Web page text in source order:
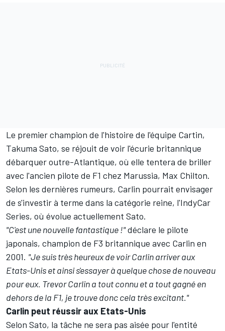
Le premier champion de l'histoire de l'équipe Cartin,
Takuma Sato, se réjouit de voir l'écurie britannique
débarquer outre-Atlantique, où elle tentera de briller
avec l'ancien pilote de F1 chez Marussia, Max Chilton.
Selon les dernières rumeurs, Carlin pourrait envisager
de s'investir à terme dans la catégorie reine, l'IndyCar
Series, où évolue actuellement Sato.
"C'est une nouvelle fantastique !"déclare le pilote
japonais, champion de F3 britannique avec Carlin en
2001. "Je suis très heureux de voir Carlin arriver aux
Etats-Unis et ainsi s'essayer à quelque chose de nouveau
pour eux. Trevor Carlin a tout connu et a tout gagné en
dehors de la F1, je trouve donc cela très excitant."
Carlin peut réussir aux Etats-Unis
Selon Sato, la tâche ne sera pas aisée pour l'entité